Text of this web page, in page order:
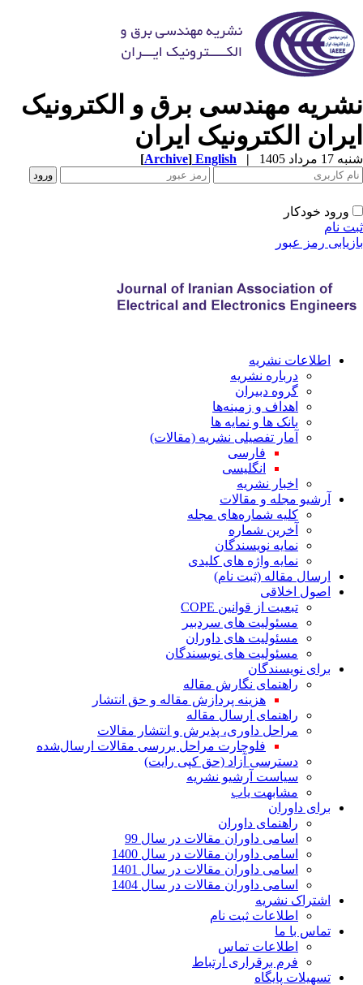
مهندسی برق و الکترونیک
الکترونیک ایران
مرداد 1405 |
English
[Archive]
ورود خودکار
نام
رمز عبور
اطلاعات نشریه
درباره نشریه
گروه دبیران
اهداف و زمینه‌ها
بانک ها و نمایه ها
آمار تفصیلی نشریه (مقالات)
فارسی
انگلیسی
اخبار نشریه
آرشیو مجله و مقالات
کلیه شماره‌های مجله
آخرین شماره
نمایه نویسندگان
نمایه واژه های کلیدی
ارسال مقاله (ثبت نام)
اصول اخلاقی
تبعیت از قوانین COPE
مسئولیت های سردبیر
مسئولیت های داوران
مسئولیت های نویسندگان
برای نویسندگان
راهنمای نگارش مقاله
هزینه پردازش مقاله و حق انتشار
راهنمای ارسال مقاله
مراحل داوری، پذیرش و انتشار مقالات
فلوچارت مراحل بررسی مقالات ارسال‌شده
دسترسی آزاد (حق کپی رایت)
سیاست آرشیو نشریه
مشابهت یاب
برای داوران
راهنمای داوران
اسامی داوران مقالات در سال 99
اسامی داوران مقالات در سال 1400
اسامی داوران مقالات در سال 1401
اسامی داوران مقالات در سال 1404
اشتراک نشریه
اطلاعات ثبت نام
تماس با ما
اطلاعات تماس
فرم برقراری ارتباط
تسهیلات پایگاه